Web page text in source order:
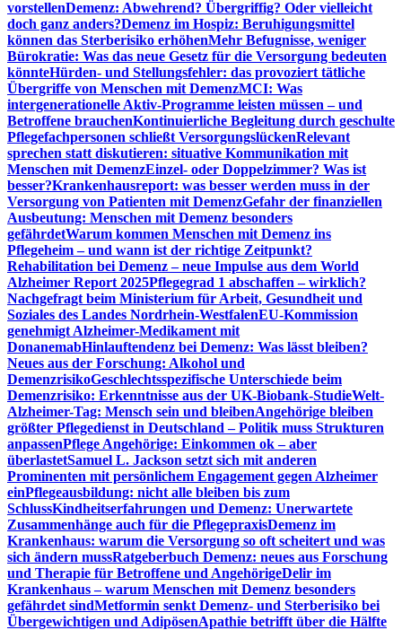
vorstellenDemenz: Abwehrend? Übergriffig? Oder vielleicht
doch ganz anders?Demenz im Hospiz: Beruhigungsmittel
können das Sterberisiko erhöhenMehr Befugnisse, weniger
Bürokratie: Was das neue Gesetz für die Versorgung bedeuten
könnteHürden- und Stellungsfehler: das provoziert tätliche
Übergriffe von Menschen mit DemenzMCI: Was
intergenerationelle Aktiv-Programme leisten müssen – und
Betroffene brauchenKontinuierliche Begleitung durch geschulte
Pflegefachpersonen schließt VersorgungslückenRelevant
sprechen statt diskutieren: situative Kommunikation mit
Menschen mit DemenzEinzel- oder Doppelzimmer? Was ist
besser?Krankenhausreport: was besser werden muss in der
Versorgung von Patienten mit DemenzGefahr der finanziellen
Ausbeutung: Menschen mit Demenz besonders
gefährdetWarum kommen Menschen mit Demenz ins
Pflegeheim – und wann ist der richtige Zeitpunkt?
Rehabilitation bei Demenz – neue Impulse aus dem World
Alzheimer Report 2025Pflegegrad 1 abschaffen – wirklich?
Nachgefragt beim Ministerium für Arbeit, Gesundheit und
Soziales des Landes Nordrhein-WestfalenEU-Kommission
genehmigt Alzheimer-Medikament mit
DonanemabHinlauftendenz bei Demenz: Was lässt bleiben?
Neues aus der Forschung: Alkohol und
DemenzrisikoGeschlechtsspezifische Unterschiede beim
Demenzrisiko: Erkenntnisse aus der UK-Biobank-StudieWelt-
Alzheimer-Tag: Mensch sein und bleibenAngehörige bleiben
größter Pflegedienst in Deutschland – Politik muss Strukturen
anpassenPflege Angehörige: Einkommen ok – aber
überlastetSamuel L. Jackson setzt sich mit anderen
Prominenten mit persönlichem Engagement gegen Alzheimer
einPflegeausbildung: nicht alle bleiben bis zum
SchlussKindheitserfahrungen und Demenz: Unerwartete
Zusammenhänge auch für die PflegepraxisDemenz im
Krankenhaus: warum die Versorgung so oft scheitert und was
sich ändern mussRatgeberbuch Demenz: neues aus Forschung
und Therapie für Betroffene und AngehörigeDelir im
Krankenhaus – warum Menschen mit Demenz besonders
gefährdet sindMetformin senkt Demenz- und Sterberisiko bei
Übergewichtigen und AdipösenApathie betrifft über die Hälfte